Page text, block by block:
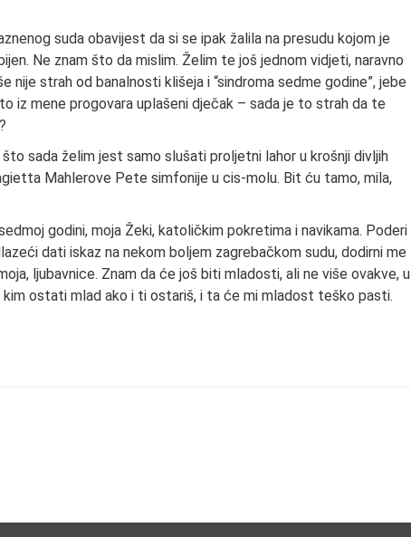
suda obavijest da si se ipak žalila na presudu kojom je
Ne znam što da mislim. Želim te još jednom vidjeti, naravno
nije strah od banalnosti klišeja i “sindroma sedme godine”, jebe
iz mene progovara uplašeni dječak – sada je to strah da te
sada želim jest samo slušati proljetni lahor u krošnji divljih
Mahlerove Pete simfonije u cis-molu. Bit ću tamo, mila,
godini, moja Žeki, katoličkim pokretima i navikama. Poderi
dati iskaz na nekom boljem zagrebačkom sudu, dodirni me
ljubavnice. Znam da će još biti mladosti, ali ne više ovakve, u
kim ostati mlad ako i ti ostariš, i ta će mi mladost teško pasti.